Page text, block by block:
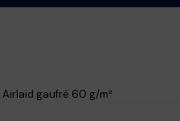
Airlaid gaufré 60 g/m²